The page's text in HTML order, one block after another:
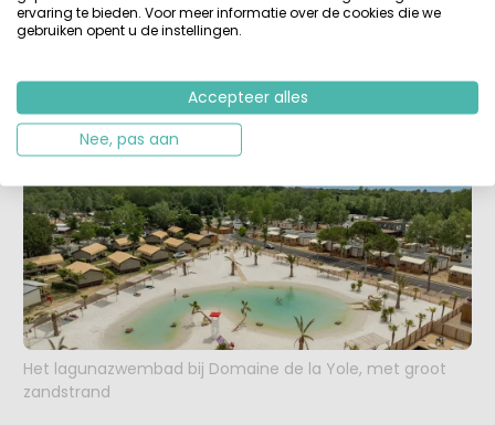
vanwege de flinke kortingen, is dat anno nu een stuk
minder vanzelfsprekend. Campings en glampinglocaties
zitten vaak al vroeg vol. Natuurlijk zijn er altijd
uitzonderingen, maar met kinderen wil je waarschijnlijk
niet gokken op beschikbaarheid.
Het lagunazwembad bij Domaine de la Yole, met groot
zandstrand
ervaring te bieden. Voor meer informatie over de cookies die we
gebruiken opent u de instellingen.
Accepteer alles
Nee, pas aan